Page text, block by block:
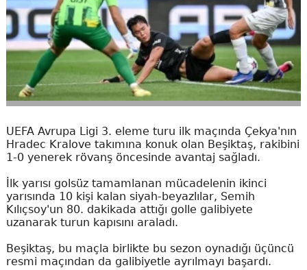
UEFA Avrupa Ligi 3. eleme turu ilk maçında Çekya'nın
Hradec Kralove takımına konuk olan Beşiktaş, rakibini
1-0 yenerek rövanş öncesinde avantaj sağladı.
İlk yarısı golsüz tamamlanan mücadelenin ikinci
yarısında 10 kişi kalan siyah-beyazlılar, Semih
Kılıçsoy'un 80. dakikada attığı golle galibiyete
uzanarak turun kapısını araladı.
Beşiktaş, bu maçla birlikte bu sezon oynadığı üçüncü
resmi maçından da galibiyetle ayrılmayı başardı.